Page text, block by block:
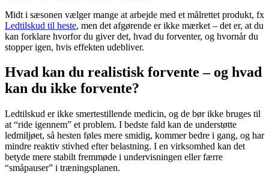
Midt i sæsonen vælger mange at arbejde med et målrettet produkt, fx
Ledtilskud til heste, men det afgørende er ikke mærket – det er, at du
kan forklare hvorfor du giver det, hvad du forventer, og hvornår du
stopper igen, hvis effekten udebliver.
Hvad kan du realistisk forvente – og hvad
kan du ikke forvente?
Ledtilskud er ikke smertestillende medicin, og de bør ikke bruges til
at “ride igennem” et problem. I bedste fald kan de understøtte
ledmiljøet, så hesten føles mere smidig, kommer bedre i gang, og har
mindre reaktiv stivhed efter belastning. I en virksomhed kan det
betyde mere stabilt fremmøde i undervisningen eller færre
“småpauser” i træningsplanen.